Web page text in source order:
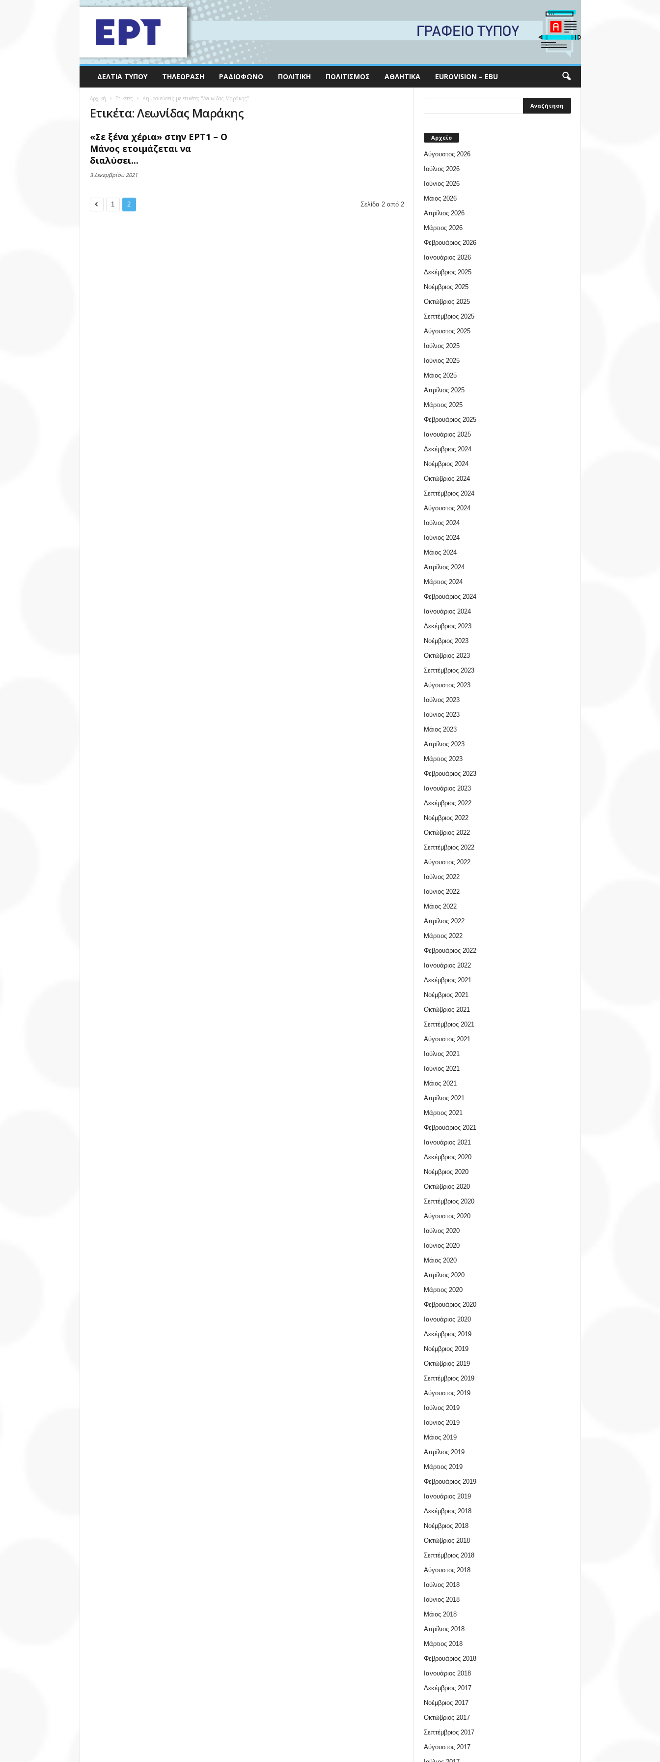
ΔΕΛΤΊΑ ΤΎΠΟΥ ΤΗΛΕΌΡΑΣΗ ΡΑΔΙΌΦΩΝΟ ΠΟΛΙΤΙΚΉ ΠΟΛΙΤΙΣΜΌΣ ΑΘΛΗΤΙΚΆ EUROVISION – EBU
Αρχική Ετικέτες Δημοσιεύσεις με ετικέτες "Λεωνίδας Μαράκης"
Ετικέτα: Λεωνίδας Μαράκης
«Σε ξένα χέρια» στην ΕΡΤ1 – Ο
Μάνος ετοιμάζεται να
διαλύσει...
3 Δεκεμβρίου 2021
1 2 Σελίδα 2 από 2
Αρχείο
Αύγουστος 2026
Ιούλιος 2026
Ιούνιος 2026
Μάιος 2026
Απρίλιος 2026
Μάρτιος 2026
Φεβρουάριος 2026
Ιανουάριος 2026
Δεκέμβριος 2025
Νοέμβριος 2025
Οκτώβριος 2025
Σεπτέμβριος 2025
Αύγουστος 2025
Ιούλιος 2025
Ιούνιος 2025
Μάιος 2025
Απρίλιος 2025
Μάρτιος 2025
Φεβρουάριος 2025
Ιανουάριος 2025
Δεκέμβριος 2024
Νοέμβριος 2024
Οκτώβριος 2024
Σεπτέμβριος 2024
Αύγουστος 2024
Ιούλιος 2024
Ιούνιος 2024
Μάιος 2024
Απρίλιος 2024
Μάρτιος 2024
Φεβρουάριος 2024
Ιανουάριος 2024
Δεκέμβριος 2023
Νοέμβριος 2023
Οκτώβριος 2023
Σεπτέμβριος 2023
Αύγουστος 2023
Ιούλιος 2023
Ιούνιος 2023
Μάιος 2023
Απρίλιος 2023
Μάρτιος 2023
Φεβρουάριος 2023
Ιανουάριος 2023
Δεκέμβριος 2022
Νοέμβριος 2022
Οκτώβριος 2022
Σεπτέμβριος 2022
Αύγουστος 2022
Ιούλιος 2022
Ιούνιος 2022
Μάιος 2022
Απρίλιος 2022
Μάρτιος 2022
Φεβρουάριος 2022
Ιανουάριος 2022
Δεκέμβριος 2021
Νοέμβριος 2021
Οκτώβριος 2021
Σεπτέμβριος 2021
Αύγουστος 2021
Ιούλιος 2021
Ιούνιος 2021
Μάιος 2021
Απρίλιος 2021
Μάρτιος 2021
Φεβρουάριος 2021
Ιανουάριος 2021
Δεκέμβριος 2020
Νοέμβριος 2020
Οκτώβριος 2020
Σεπτέμβριος 2020
Αύγουστος 2020
Ιούλιος 2020
Ιούνιος 2020
Μάιος 2020
Απρίλιος 2020
Μάρτιος 2020
Φεβρουάριος 2020
Ιανουάριος 2020
Δεκέμβριος 2019
Νοέμβριος 2019
Οκτώβριος 2019
Σεπτέμβριος 2019
Αύγουστος 2019
Ιούλιος 2019
Ιούνιος 2019
Μάιος 2019
Απρίλιος 2019
Μάρτιος 2019
Φεβρουάριος 2019
Ιανουάριος 2019
Δεκέμβριος 2018
Νοέμβριος 2018
Οκτώβριος 2018
Σεπτέμβριος 2018
Αύγουστος 2018
Ιούλιος 2018
Ιούνιος 2018
Μάιος 2018
Απρίλιος 2018
Μάρτιος 2018
Φεβρουάριος 2018
Ιανουάριος 2018
Δεκέμβριος 2017
Νοέμβριος 2017
Οκτώβριος 2017
Σεπτέμβριος 2017
Αύγουστος 2017